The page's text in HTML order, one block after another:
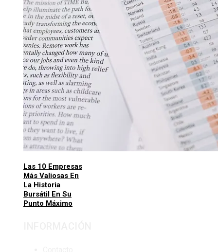
Las 10 Empresas
Más Valiosas En
La Historia
Bursátil En Su
Punto Máximo